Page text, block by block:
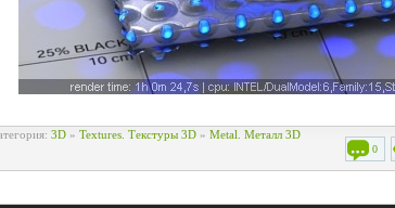
3D» Textures. Текстуры 3D» Metal. Металл 3D
0